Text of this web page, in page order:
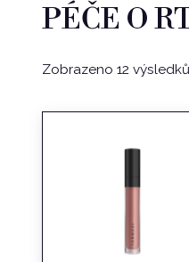
PÉČE O
Zobrazeno 12 výsledků